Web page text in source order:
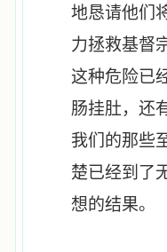
地恳请他们
力拯救基督
这种危险已
肠挂肚，还
我们的那些
楚已经到了
想的结果。